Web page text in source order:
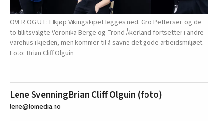
OVER OG UT: Elkjøp Vikingskipet legges ned. Gro Pettersen og de
to tillitsvalgte Veronika Berge og Trond Åkerland fortsetter i andre
varehus i kjeden, men kommer til å savne det gode arbeidsmiljøet.
Brian Cliff Olguin
Lene Svenning
lene@lomedia.no
Brian Cliff Olguin (foto)